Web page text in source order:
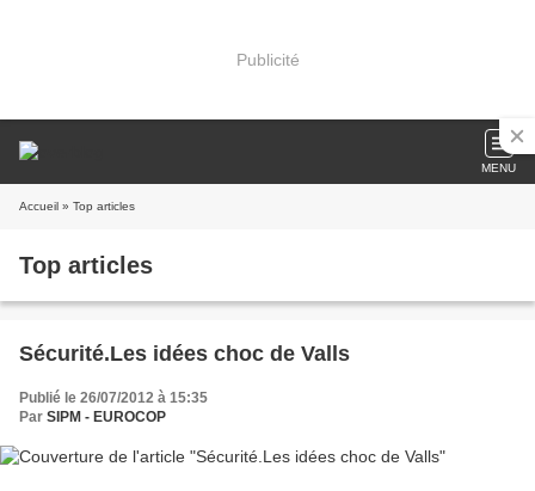
Publicité
MENU
Accueil » Top articles
Top articles
Sécurité.Les idées choc de Valls
Publié le 26/07/2012 à 15:35
Par SIPM - EUROCOP